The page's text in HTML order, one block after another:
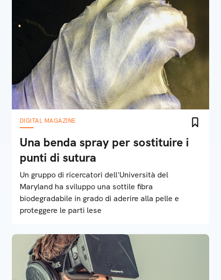
DIGITAL MAGAZINE
Una benda spray per sostituire i
punti di sutura
Un gruppo di ricercatori dell'Università del
Maryland ha sviluppo una sottile fibra
biodegradabile in grado di aderire alla pelle e
proteggere le parti lese